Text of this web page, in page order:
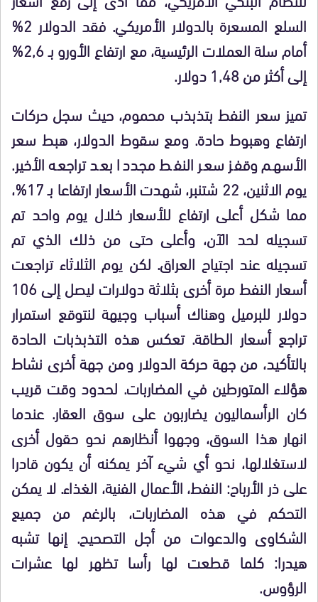
السلع المسعرة بالدولار الأمريكي. فقد الدولار 2%
أمام سلة العملات الرئيسية، مع ارتفاع الأورو بـ 2,6%
إلى أكثر من 1,48 دولار.
تميز سعر النفط بتذبذب محموم، حيث سجل حركات
ارتفاع وهبوط حادة. ومع سقوط الدولار، هبط سعر
الأسهم وقفز سعر النفط مجددا بعد تراجعه الأخير.
يوم الاثنين، 22 شتنبر، شهدت الأسعار ارتفاعا بـ 17%،
مما شكل أعلى ارتفاع للأسعار خلال يوم واحد تم
تسجيله لحد الآن، وأعلى حتى من ذلك الذي تم
تسجيله عند اجتياح العراق. لكن يوم الثلاثاء تراجعت
أسعار النفط مرة أخرى بثلاثة دولارات ليصل إلى 106
دولار للبرميل وهناك أسباب وجيهة لنتوقع استمرار
تراجع أسعار الطاقة. تعكس هذه التذبذبات الحادة
بالتأكيد، من جهة حركة الدولار ومن جهة أخرى نشاط
هؤلاء المتورطين في المضاربات. لحدود وقت قريب
كان الرأسماليون يضاربون على سوق العقار. عندما
انهار هذا السوق، وجهوا أنظارهم نحو حقول أخرى
لاستغلالها، نحو أي شيء آخر يمكنه أن يكون قادرا
على ذر الأرباح: النفط، الأعمال الفنية، الغذاء. لا يمكن
التحكم في هذه المضاربات، بالرغم من جميع
الشكاوى والدعوات من أجل التصحيح. إنها تشبه
هيدرا: كلما قطعت لها رأسا تظهر لها عشرات
الرؤوس.